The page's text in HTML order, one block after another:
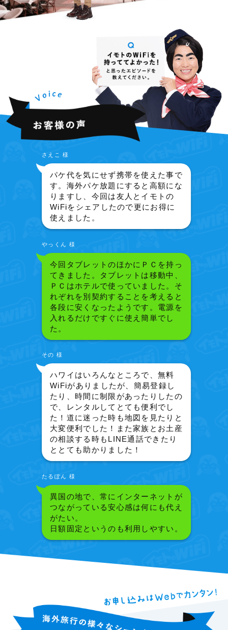
さえこ 様
パケ代を気にせず携帯を使えた事で
す。海外パケ放題にすると高額にな
りますし、今回は友人とイモトの
WiFiをシェアしたので更にお得に
使えました。
やっくん 様
今回タブレットのほかにＰＣを持っ
てきました。タブレットは移動中、
ＰＣはホテルで使っていました。そ
れぞれを別契約することを考えると
各段に安くなったようです。電源を
入れるだけですぐに使え簡単でし
た。
その 様
ハワイはいろんなところで、無料
WiFiがありましたが、簡易登録し
たり、時間に制限があったりしたの
で、レンタルしてとても便利でし
た！道に迷った時も地図を見たりと
大変便利でした！また家族とお土産
の相談する時もLINE通話できたり
ととても助かりました！
たるぽん 様
異国の地で、常にインターネットが
つながっている安心感は何にも代え
がたい。
日額固定というのも利用しやすい。